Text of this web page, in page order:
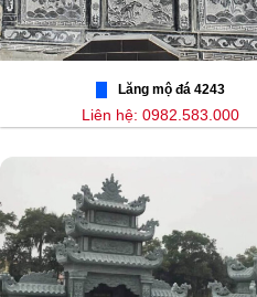
Lăng mộ đá 4243
Liên hệ: 0982.583.000